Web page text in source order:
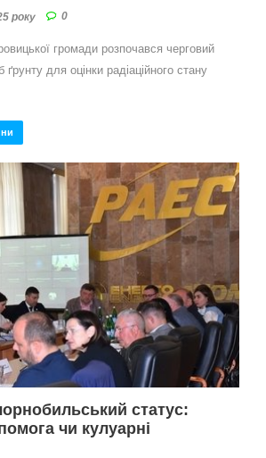
року 0
громади розпочався черговий
ґрунту для оцінки радіаційного стану
статус:
чи кулуарні